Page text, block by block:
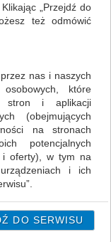
WIĘCEJ
„Przejdź do
też odmówić
nas i naszych
które
stron i aplikacji
(obejmujących
na stronach
potencjalnych
i oferty), w tym na
i ich
jej zakres, kliknij
o tym jak to
na podstronie z
DO SERWISU